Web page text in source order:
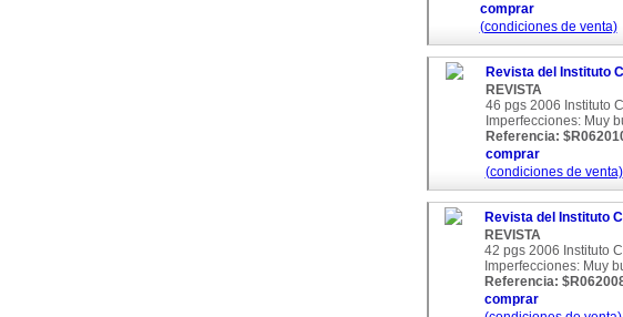
comprar
(condiciones de venta)
Revista del Instituto
REVISTA
46 pgs 2006 Instituto
Imperfecciones: Muy
Referencia:
comprar
(condiciones de venta)
Revista del Instituto
REVISTA
42 pgs 2006 Instituto
Imperfecciones: Muy
Referencia:
comprar